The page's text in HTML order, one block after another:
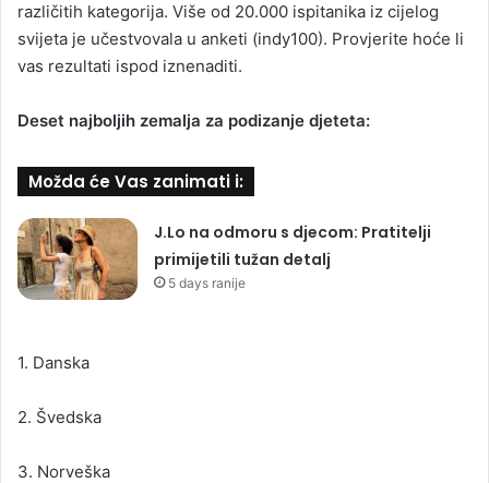
različitih kategorija. Više od 20.000 ispitanika iz cijelog
svijeta je učestvovala u anketi (indy100). Provjerite hoće li
vas rezultati ispod iznenaditi.
Deset najboljih zemalja za podizanje djeteta:
Možda će Vas zanimati i:
J.Lo na odmoru s djecom: Pratitelji
primijetili tužan detalj
5 days ranije
1. Danska
2. Švedska
3. Norveška